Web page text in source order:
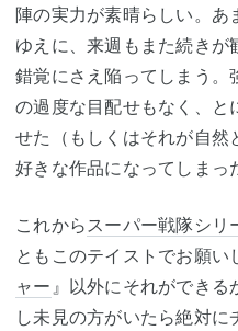
陣の実力が素晴らしい。
ゆえに、来週もまた続きが
錯覚にさえ陥ってしまう。
の過度な目配せもなく、と
せた（もしくはそれが自然
好きな作品になってしまっ
これからスーパー戦隊シリ
ともこのテイストでお願い
ャー 』以外にそれができる
し未見の方がいたら絶対